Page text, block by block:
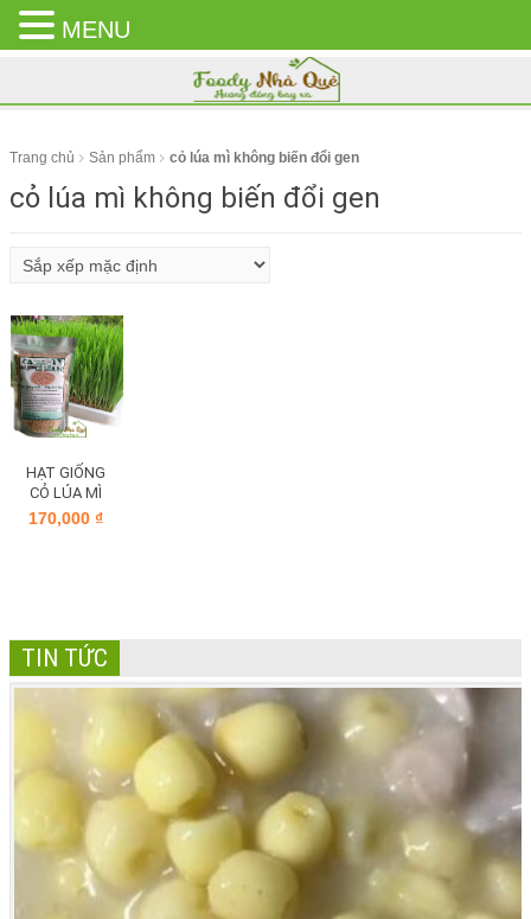
CLOSE
MENU
Trang chủ Sản phẩm cỏ lúa mì không biến đổi gen
cỏ lúa mì không biến đổi gen
HẠT GIỐNG
CỎ LÚA MÌ
170,000₫
TIN TỨC
MENU